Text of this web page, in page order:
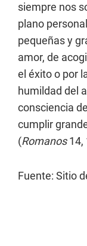
siempre nos
plano
pequeñas y
amor, de
el éxito o por
humildad del
consciencia
cumplir
(Romanos14,
Fuente: Sitio